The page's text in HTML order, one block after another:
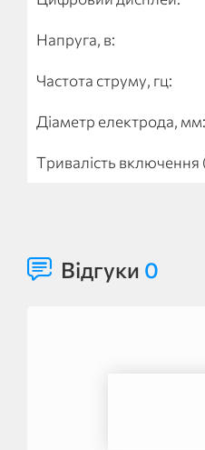
Напруга, в:
Частота струму, гц:
Діаметр електрода, мм:
Тривалість
Відгуки 0